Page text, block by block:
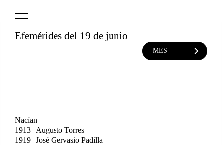
Efemérides del 19 de junio
MES
Nacían
1913
Augusto Torres
1919 José Gervasio Padilla